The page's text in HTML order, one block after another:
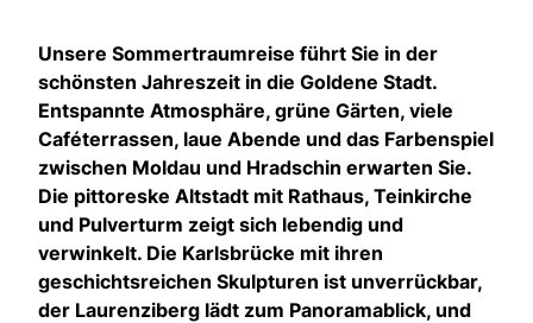
Unsere Sommertraumreise führt Sie in der
schönsten Jahreszeit in die Goldene Stadt.
Entspannte Atmosphäre, grüne Gärten, viele
Caféterrassen, laue Abende und das Farbenspiel
zwischen Moldau und Hradschin erwarten Sie.
Die pittoreske Altstadt mit Rathaus, Teinkirche
und Pulverturm zeigt sich lebendig und
verwinkelt. Die Karlsbrücke mit ihren
geschichtsreichen Skulpturen ist unverrückbar,
der Laurenziberg lädt zum Panoramablick, und